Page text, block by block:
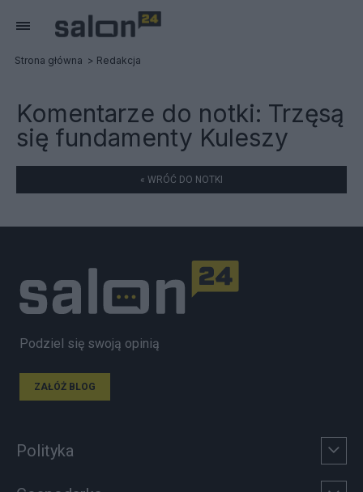
Strona główna Redakcja
Komentarze do notki: Trzęsą
się fundamenty Kuleszy
« WRÓĆ DO NOTKI
Podziel się swoją opinią
ZAŁÓŻ BLOG
Polityka